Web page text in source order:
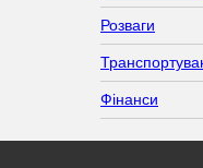
Розваги
Фінанси